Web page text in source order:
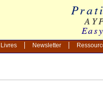
Livres Newsletter